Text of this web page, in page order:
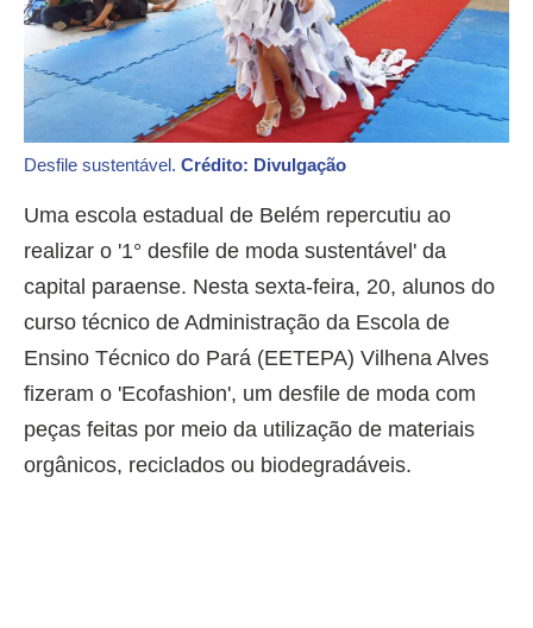
Desfile sustentável. Crédito: Divulgação
Uma escola estadual de Belém repercutiu ao
realizar o '1° desfile de moda sustentável' da
capital paraense. Nesta sexta-feira, 20, alunos do
curso técnico de Administração da Escola de
Ensino Técnico do Pará (EETEPA) Vilhena Alves
fizeram o 'Ecofashion', um desfile de moda com
peças feitas por meio da utilização de materiais
orgânicos, reciclados ou biodegradáveis.